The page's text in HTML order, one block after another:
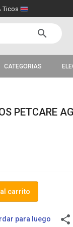
Ticos
search
CATEGORIAS
PETCARE
carrito
para luego share